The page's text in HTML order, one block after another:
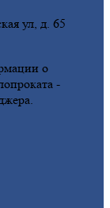
ул, д. 65
о
-